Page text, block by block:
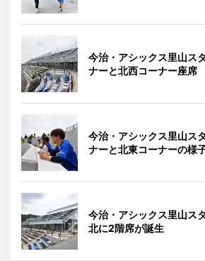
今治・アシックス里山
ナーと北西コーナー座席
今治・アシックス里山
ナーと北東コーナーの様
今治・アシックス里山
北に2階席が誕生